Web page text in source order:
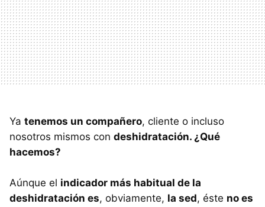
Ya tenemos un compañero, cliente o incluso
nosotros mismos con deshidratación. ¿Qué
hacemos?
Aúnque el indicador más habitual de la
deshidratación es, obviamente, la sed, éste no es